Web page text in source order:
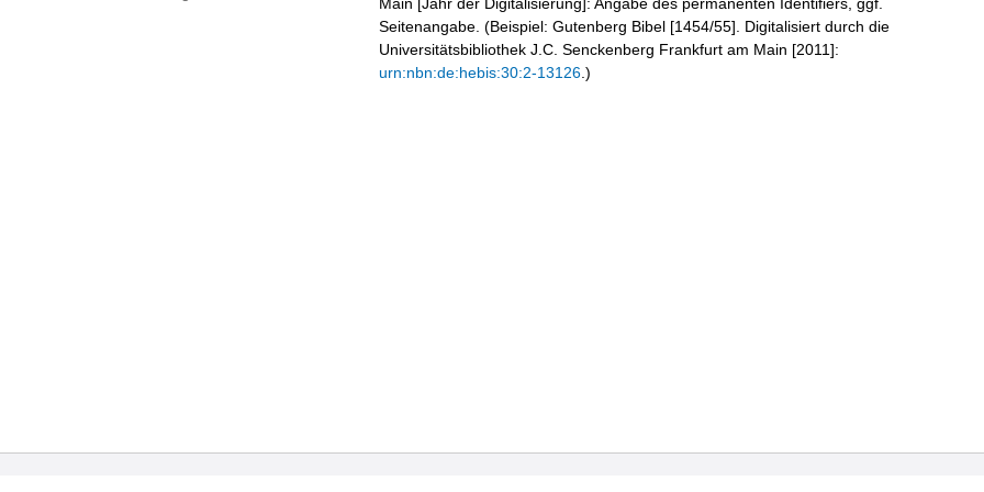
Seitenangabe. (Beispiel: Gutenberg Bibel [1454/55]. Digitalisiert durch die
Universitätsbibliothek J.C. Senckenberg Frankfurt am Main [2011]:
urn:nbn:de:hebis:30:2-13126 .)